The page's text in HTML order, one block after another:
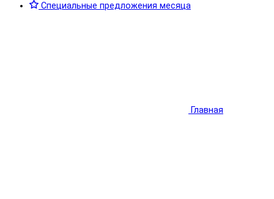
Специальные предложения месяца
Главная